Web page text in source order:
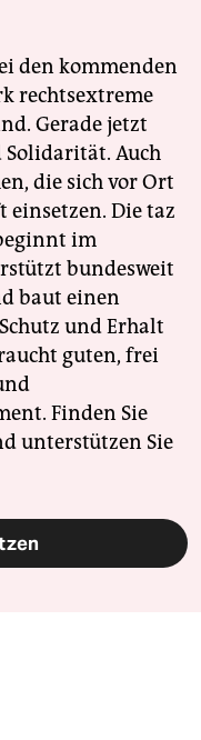
den kommenden
rechtsextreme
Gerade jetzt
Auch
die sich vor Ort
einsetzen. Die taz
im
bundesweit
baut einen
und Erhalt
guten, frei
Finden Sie
unterstützen Sie